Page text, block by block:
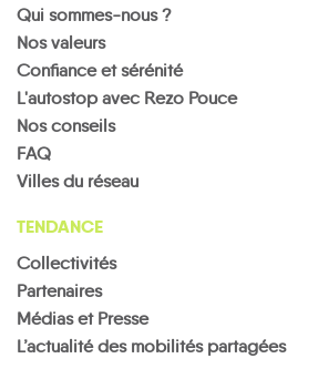
Qui sommes-nous ?
Nos valeurs
Confiance et sérénité
L'autostop avec Rezo Pouce
Nos conseils
FAQ
Villes du réseau
TENDANCE
Collectivités
Partenaires
Médias et Presse
L’actualité des mobilités partagées